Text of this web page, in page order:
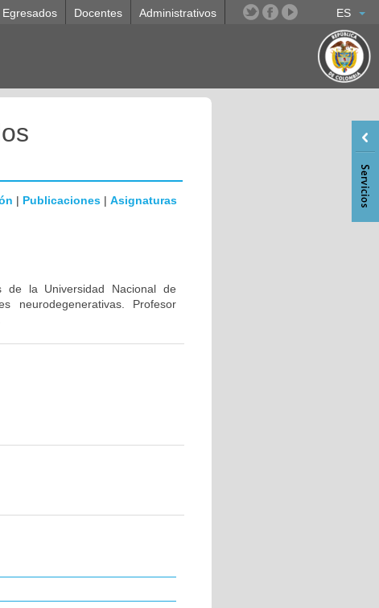
ES
Egresados Docentes Administrativos
| Publicaciones | Asignaturas
de la Universidad Nacional de
neurodegenerativas. Profesor